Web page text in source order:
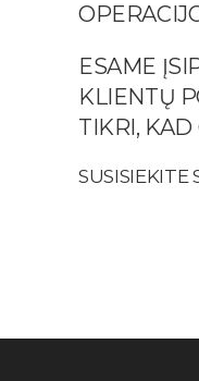
ESAME
KLIENTŲ
TIKRI,
SUSISIEKITE